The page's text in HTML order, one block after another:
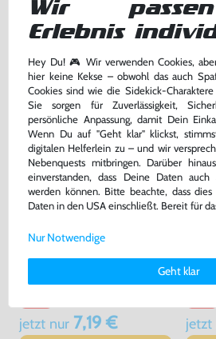
-10% bisher
jetzt nur7,19 €
Warenkorb
-47%
jetzt
Columns
Modul, sehr guter Zustand, gebraucht
jetzt nur7,19 €
Sonic
jetzt
Wir
Erlebnis
Hey Du! 🎮 Wir verwenden Cookies,
hier keine Kekse – obwohl das auch
Cookies sind wie die Sidekick-
Sie sorgen für Zuverlässigkeit,
persönliche Anpassung, damit Dein
Wenn Du auf "Geht klar" klickst,
digitalen Helferlein zu – und wir
Nebenquests mitbringen. Darüber
einverstanden, dass Deine Daten
werden können. Bitte beachte, dass
Daten in den USA einschließt. Bereit für
Weitere Informationen zu den von uns
Deinen Rechten als Nutzer findest
Impressum.
Geht klar
Nur Notwendige